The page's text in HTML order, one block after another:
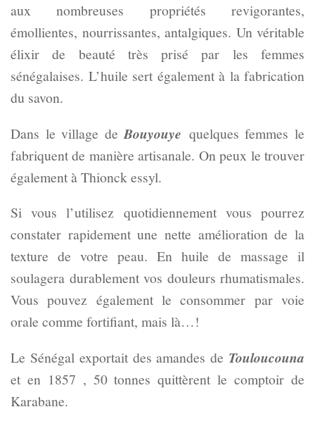
aux nombreuses propriétés revigorantes,
émollientes, nourrissantes, antalgiques. Un véritable
élixir de beauté très prisé par les femmes
sénégalaises. L’huile sert également à la fabrication
du savon.
Dans le village deBouyouye quelques femmes le
fabriquent de manière artisanale. On peux le trouver
également à Thionck essyl.
Si vous l’utilisez quotidiennement vous pourrez
constater rapidement une nette amélioration de la
texture de votre peau. En huile de massage il
soulagera durablement vos douleurs rhumatismales.
Vous pouvez également le consommer par voie
orale comme fortifiant, mais là…!
Le Sénégal exportait des amandes de Touloucouna
et en 1857 , 50 tonnes quittèrent le comptoir de
Karabane.